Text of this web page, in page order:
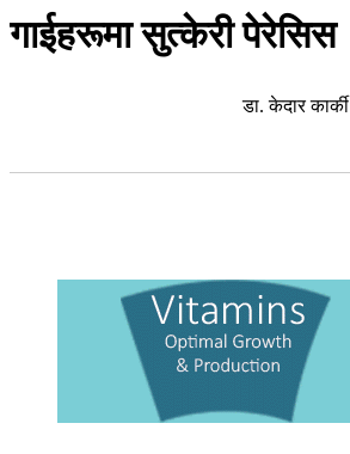
गाईहरूमा सुत्केरी पेरेसिस
डा. केदार कार्की